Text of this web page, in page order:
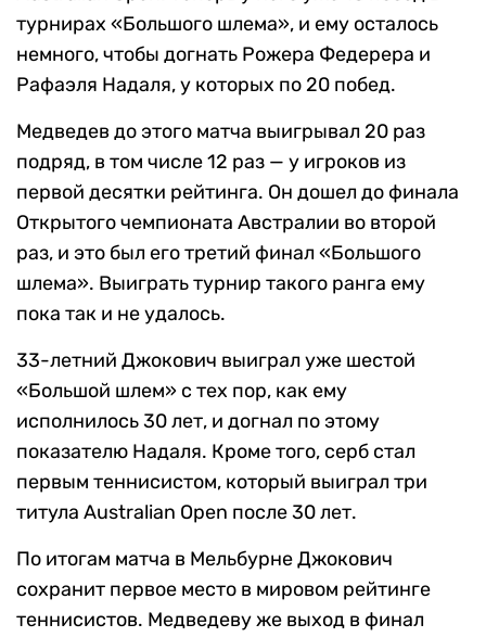
турнирах «Большого шлема», и ему осталось
немного, чтобы догнать Рожера Федерера и
Рафаэля Надаля, у которых по 20 побед.
Медведев до этого матча выигрывал 20 раз
подряд, в том числе 12 раз — у игроков из
первой десятки рейтинга. Он дошел до финала
Открытого чемпионата Австралии во второй
раз, и это был его третий финал «Большого
шлема». Выиграть турнир такого ранга ему
пока так и не удалось.
33-летний Джокович выиграл уже шестой
«Большой шлем» с тех пор, как ему
исполнилось 30 лет, и догнал по этому
показателю Надаля. Кроме того, серб стал
первым теннисистом, который выиграл три
титула Australian Open после 30 лет.
По итогам матча в Мельбурне Джокович
сохранит первое место в мировом рейтинге
теннисистов. Медведеву же выход в финал